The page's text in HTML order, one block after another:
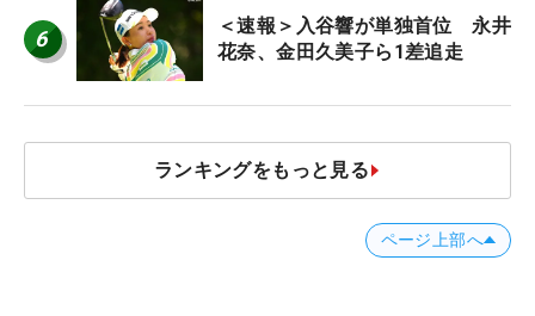
6
＜速報＞入谷響が単独首位 永井
花奈、金田久美子ら1差追走
ランキングをもっと見る
ページ上部へ